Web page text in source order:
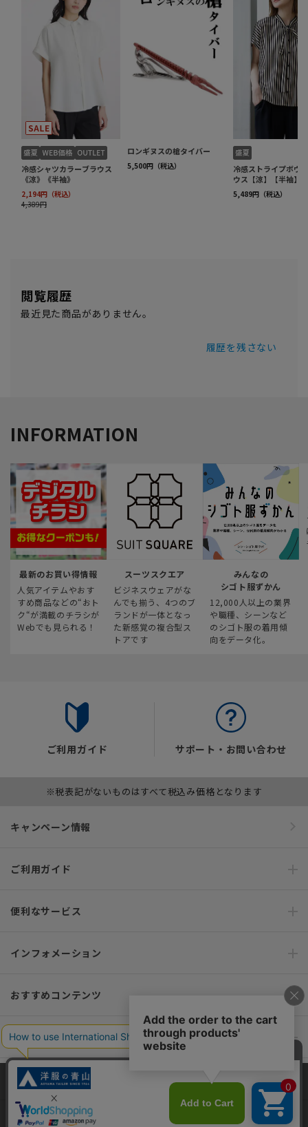
閲覧履歴
最近見た商品がありません。
履歴を残さない
INFORMATION
最新のお買い得情報
人気アイテムやおす
すめ商品などの“おト
ク“が満載のチラシが
Webでも見られる！
スーツスクエア
ビジネスウェアがな
んでも揃う、4つのブ
ランドが一体となっ
た新感覚の複合型ス
トアです
みんなの
シゴト服ずかん
12,000人以上の業界
や職種、シーンなど
のシゴト服の着用傾
向をデータ化。
ご利用ガイド サポート・お問い合わせ
※税表記がないものはすべて税込み価格となります
キャンペーン情報
ご利用ガイド
便利なサービス
インフォメーション
おすすめコンテンツ
ポリシー・企業情報
オーダースーツなら SHITATE
当サイトでは、快適な閲覧体験とコンテンツ改善のためにCookieを使用
しています。閲覧を続けることで、Cookieの使用に同意したものとみな